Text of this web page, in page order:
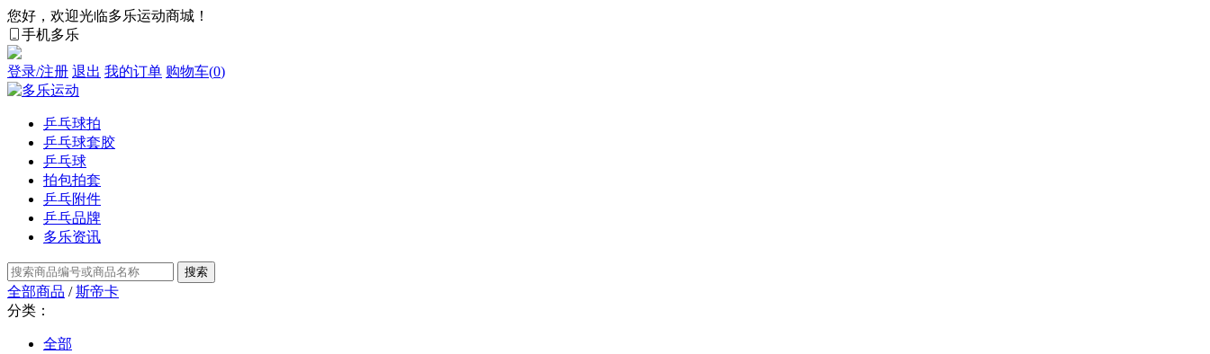
您好，欢迎光临多乐运动商城！
手机多乐
登录/注册 退出 我的订单 购物车(0)
乒乓球拍
乒乓球套胶
乒乓球
拍包拍套
乒乓附件
乒乓品牌
多乐资讯
全部商品 /斯帝卡
分类：
全部